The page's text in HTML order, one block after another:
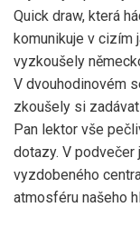
Quick draw, která
komunikuje v cizím
vyzkoušely
V dvouhodinovém
zkoušely si
Pan lektor vše
dotazy. V
vyzdobeného
atmosféru našeho